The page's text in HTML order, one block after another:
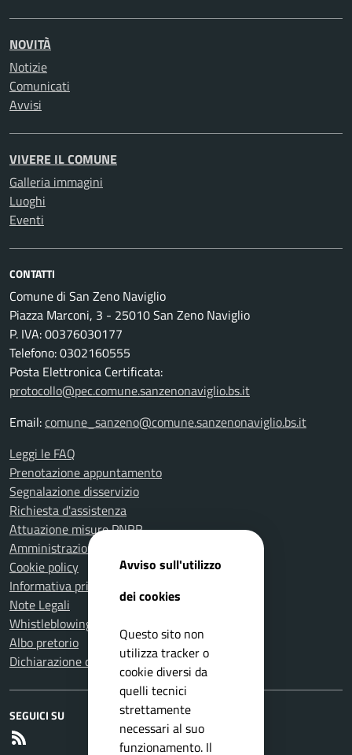
NOVITÀ
Notizie
Comunicati
Avvisi
VIVERE IL COMUNE
Galleria immagini
Luoghi
Eventi
CONTATTI
Comune di San Zeno Naviglio
Piazza Marconi, 3 - 25010 San Zeno Naviglio
P. IVA: 00376030177
Telefono: 0302160555
Posta Elettronica Certificata:
protocollo@pec.comune.sanzenonaviglio.bs.it
Email:comune_sanzeno@comune.sanzenonaviglio.bs.it
Leggi le FAQ
Prenotazione appuntamento
Segnalazione disservizio
Richiesta d'assistenza
Attuazione misure PNRR
Amministrazione trasparente
Cookie policy
Informativa privacy
Note Legali
Whistleblowing
Albo pretorio
Dichiarazione di accessibilità
SEGUICI SU
Avviso sull'utilizzo
dei cookies
Questo sito non
utilizza tracker o
cookie diversi da
quelli tecnici
strettamente
necessari al suo
funzionamento. Il